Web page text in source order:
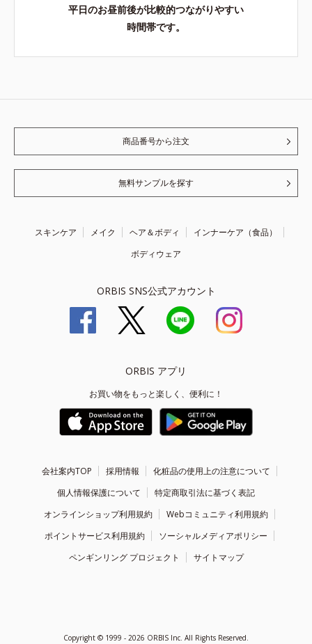
平日のお昼前後が比較的つながりやすい
時間帯です。
商品番号から注文
無料サンプルを探す
スキンケア メイク ヘア＆ボディ
インナーケア（食品）
ボディウェア
ORBIS SNS公式アカウント
ORBIS アプリ
お買い物をもっと楽しく、便利に！
会社案内TOP 採用情報
化粧品の使用上の注意について
個人情報保護について
特定商取引法に基づく表記
オンラインショップ利用規約
Webコミュニティ利用規約
ポイントサービス利用規約
ソーシャルメディアポリシー
ペンギンリング プロジェクト
サイトマップ
Copyright © 1999 - 2026 ORBIS Inc. All Rights Reserved.